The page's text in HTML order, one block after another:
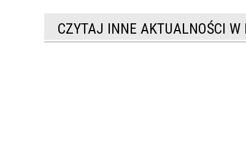
CZYTAJ INNE AKTUALNOŚCI W